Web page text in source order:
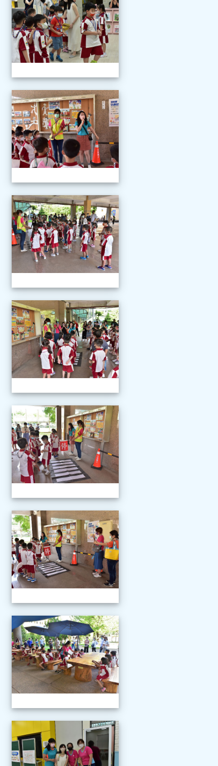
111學年度新生報到
111學年度新生報到
111學年度新生報到
111學年度新生報到
111學年度新生報到
111學年度新生報到
111學年度新生報到